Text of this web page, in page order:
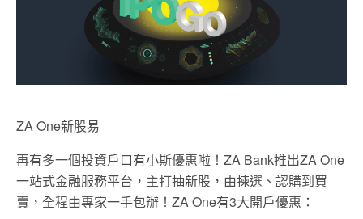
ZA One新股易
再有多一個投資戶口有小斯優惠啦！ZA Bank推出ZA One
一站式金融服務平台，主打抽新股，由揀選、認購到買
賣，全程由專家一手包辦！ZA One有3大開戶優惠：